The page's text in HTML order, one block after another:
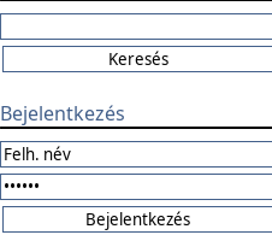
Bejelentkezés